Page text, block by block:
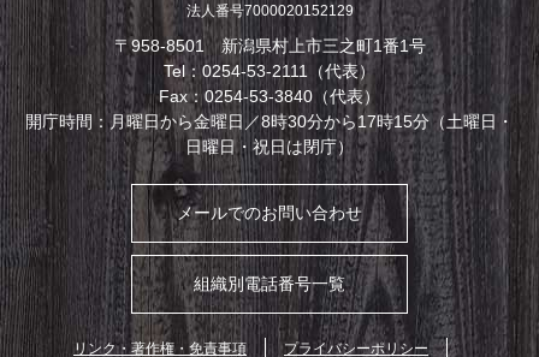
法人番号7000020152129
〒958-8501 新潟県村上市三之町1番1号
Tel：0254-53-2111（代表）
Fax：0254-53-3840（代表）
開庁時間：月曜日から金曜日／8時30分から17時15分（土曜日・
日曜日・祝日は閉庁）
メールでのお問い合わせ
組織別電話番号一覧
リンク・著作権・免責事項 プライバシーポリシー